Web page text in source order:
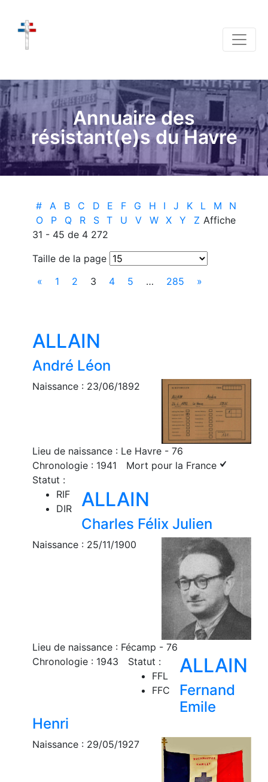
Annuaire des
résistant(e)s du Havre
# A B C D E F G H I J K L M
N
O
P Q R S T U V W X Y Z Affiche
31 - 45 de 4 272
Taille de la page
«
1 2 3 4 5 … 285 »
ALLAIN
André Léon
Naissance : 23/06/1892
Lieu de naissance : Le Havre - 76
Chronologie : 1941
Mort pour la France
Statut :
RIF
DIR
ALLAIN
Charles Félix Julien
Naissance : 25/11/1900
Lieu de naissance : Fécamp - 76
Chronologie : 1943
Statut :
FFL
FFC
ALLAIN
Fernand
Emile
Henri
Naissance : 29/05/1927